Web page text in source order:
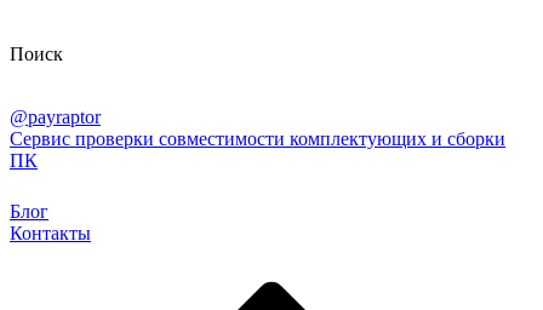
Поиск
@payraptor
Сервис проверки совместимости комплектующих и сборки
ПК
Блог
Контакты